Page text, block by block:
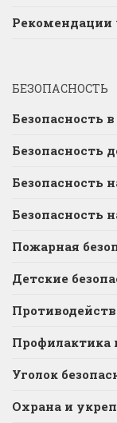
Рекомендации
БЕЗОПАСНОСТЬ
Безопасность
Безопасность
Безопасность
Безопасность
Пожарная
Детские
Профилактика
Уголок
Охрана и